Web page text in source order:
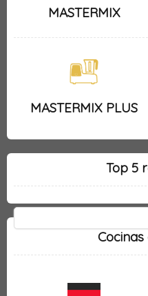
MASTERMIX
MASTERMIX PLUS
Top 5